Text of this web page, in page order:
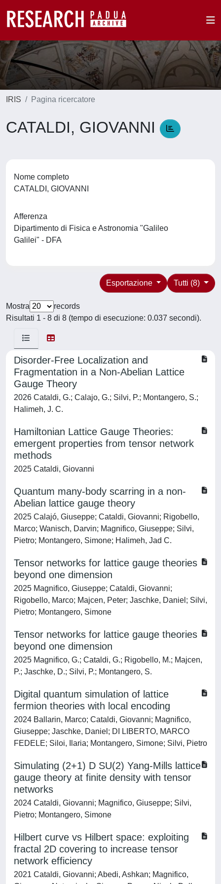
IRIS Pagina ricercatore
CATALDI, GIOVANNI
Nome completo
CATALDI, GIOVANNI
Afferenza
Dipartimento di Fisica e Astronomia "Galileo
Galilei" - DFA
Tutti (8)
Esportazione
Mostra
records
Risultati 1 - 8 di 8 (tempo di esecuzione: 0.037 secondi).
Disorder-Free Localization and
Fragmentation in a Non-Abelian Lattice
Gauge Theory
2026 Cataldi, G.; Calajo, G.; Silvi, P.; Montangero, S.;
Halimeh, J. C.
Hamiltonian Lattice Gauge Theories:
emergent properties from tensor network
methods
2025 Cataldi, Giovanni
Quantum many-body scarring in a non-
Abelian lattice gauge theory
2025 Calajó, Giuseppe; Cataldi, Giovanni; Rigobello,
Marco; Wanisch, Darvin; Magnifico, Giuseppe; Silvi,
Pietro; Montangero, Simone; Halimeh, Jad C.
Tensor networks for lattice gauge theories
beyond one dimension
2025 Magnifico, Giuseppe; Cataldi, Giovanni;
Rigobello, Marco; Majcen, Peter; Jaschke, Daniel; Silvi,
Pietro; Montangero, Simone
Tensor networks for lattice gauge theories
beyond one dimension
2025 Magnifico, G.; Cataldi, G.; Rigobello, M.; Majcen,
P.; Jaschke, D.; Silvi, P.; Montangero, S.
Digital quantum simulation of lattice
fermion theories with local encoding
2024 Ballarin, Marco; Cataldi, Giovanni; Magnifico,
Giuseppe; Jaschke, Daniel; DI LIBERTO, MARCO
FEDELE; Siloi, Ilaria; Montangero, Simone; Silvi, Pietro
Simulating (2+1) D SU(2) Yang-Mills lattice
gauge theory at finite density with tensor
networks
2024 Cataldi, Giovanni; Magnifico, Giuseppe; Silvi,
Pietro; Montangero, Simone
Hilbert curve vs Hilbert space: exploiting
fractal 2D covering to increase tensor
network efficiency
2021 Cataldi, Giovanni; Abedi, Ashkan; Magnifico,